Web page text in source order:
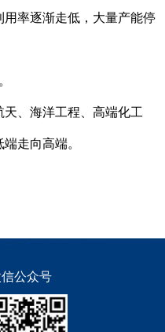
率逐渐走低，大量产能停
、海洋工程、高端化工
走向高端。
公众号